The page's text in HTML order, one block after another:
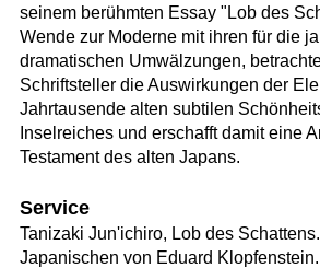
seinem berühmten Essay "Lob des
Wende zur Moderne mit ihren für die
dramatischen Umwälzungen,
Schriftsteller die Auswirkungen der
Jahrtausende alten subtilen
Inselreiches und erschafft damit eine
Testament des alten Japans.
Service
Tanizaki Jun'ichiro, Lob des
Japanischen von Eduard